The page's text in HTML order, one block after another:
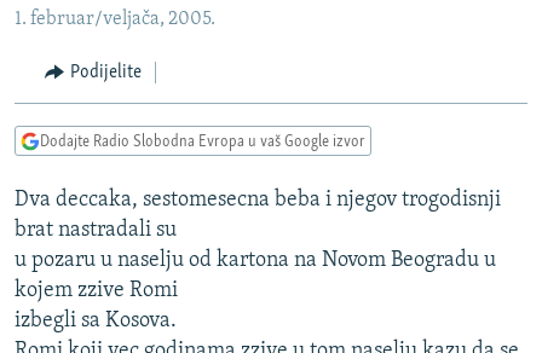
Pređite
Pređite
pretragu
SRBIJA
KOSOVO
VIZUELNO
VIDEO
INFOGRAFIKE
PODCASTI
RAT U UKRAJINI
KINA NA BALKANU
RSE PRIČE IZ SVIJETA
1. februar/veljača, 2005.
Podijelite
Dodajte Radio Slobodna Evropa u vaš Google izvor
Dva deccaka, sestomesecna beba i njegov trogodisnji
brat nastradali su
u pozaru u naselju od kartona na Novom Beogradu u
kojem zzive Romi
izbegli sa Kosova.